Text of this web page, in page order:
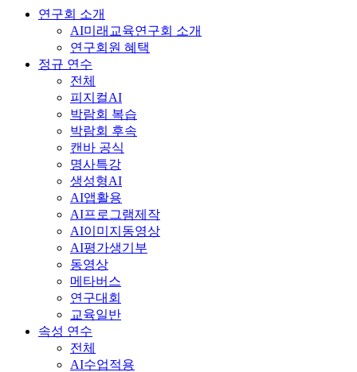
연구회 소개
AI미래교육연구회 소개
연구회원 혜택
정규 연수
전체
피지컬AI
박람회 복습
박람회 후속
캔바 공식
명사특강
생성형AI
AI앱활용
AI프로그램제작
AI이미지동영상
AI평가생기부
동영상
메타버스
연구대회
교육일반
속성 연수
전체
AI수업적용